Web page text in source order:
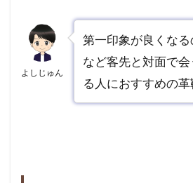
よしじゅん
第一印象が良くな
など客先と対面で
る人におすすめの革